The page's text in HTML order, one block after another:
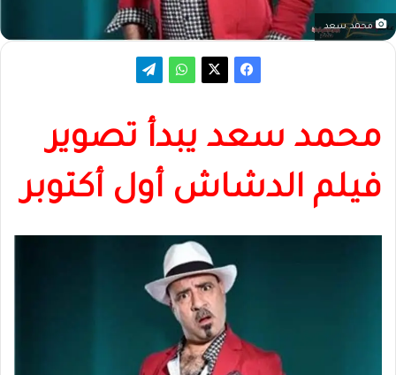
محمد سعد
محمد سعد يبدأ تصوير
فيلم الدشاش أول أكتوبر